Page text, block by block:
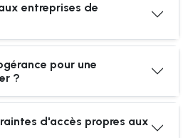
entreprises de
pour une
?
d'accès propres aux